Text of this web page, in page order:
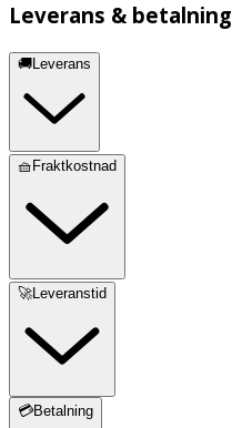
Leverans & betalning
🚚Leverans
🧺Fraktkostnad
🚀Leveranstid
💳Betalning